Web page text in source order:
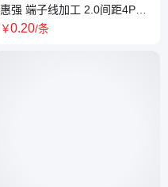
惠强 端子线加工 2.0间距4P端
子连接线 提供寄样 端子线材
￥0.20/条